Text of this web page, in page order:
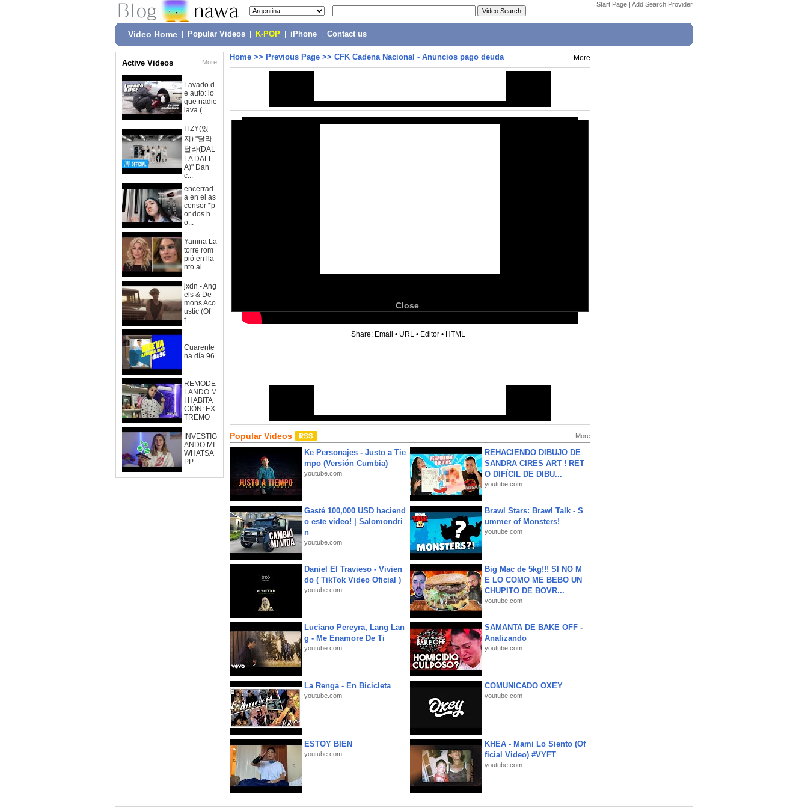
Start Page | Add Search Provider
Video Home Popular Videos K-POP iPhone Contact us
Active Videos More
Lavado d
e auto: lo
que nadie
lava (...
ITZY(있
지) "달라
달라(DAL
LA DALL
A)" Dan
c...
encerrad
a en el as
censor *p
or dos h
o...
Yanina La
torre rom
pió en lla
nto al ...
jxdn - Ang
els & De
mons Aco
ustic (Of
f...
Cuarente
na día 96
REMODE
LANDO M
I HABITA
CIÓN: EX
TREMO
INVESTIG
ANDO MI
WHATSA
PP
Home >> Previous Page >> CFK Cadena Nacional - Anuncios pago deuda More
Close
Share: Email • URL • Editor • HTML
Popular Videos More
Ke Personajes - Justo a Tie
mpo (Versión Cumbia)
youtube.com
REHACIENDO DIBUJO DE
SANDRA CIRES ART ! RET
O DIFÍCIL DE DIBU...
youtube.com
Gasté 100,000 USD haciend
o este video! | Salomondri
n
youtube.com
Brawl Stars: Brawl Talk - S
ummer of Monsters!
youtube.com
Daniel El Travieso - Vivien
do ( TikTok Video Oficial )
youtube.com
Big Mac de 5kg!!! SI NO M
E LO COMO ME BEBO UN
CHUPITO DE BOVR...
youtube.com
Luciano Pereyra, Lang Lan
g - Me Enamore De Ti
youtube.com
SAMANTA DE BAKE OFF -
Analizando
youtube.com
La Renga - En Bicicleta
youtube.com
COMUNICADO OXEY
youtube.com
ESTOY BIEN
youtube.com
KHEA - Mami Lo Siento (Of
ficial Video) #VYFT
youtube.com